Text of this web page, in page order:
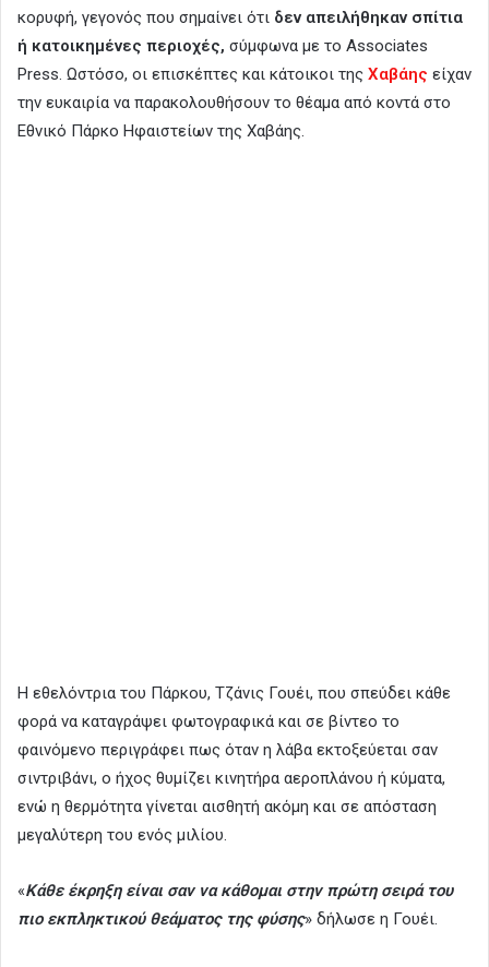
κορυφή, γεγονός που σημαίνει ότι δεν απειλήθηκαν σπίτια
ή κατοικημένες περιοχές, σύμφωνα με το Associates
Press. Ωστόσο, οι επισκέπτες και κάτοικοι της Χαβάης είχαν
την ευκαιρία να παρακολουθήσουν το θέαμα από κοντά στο
Εθνικό Πάρκο Ηφαιστείων της Χαβάης.
Η εθελόντρια του Πάρκου, Τζάνις Γουέι, που σπεύδει κάθε
φορά να καταγράψει φωτογραφικά και σε βίντεο το
φαινόμενο περιγράφει πως όταν η λάβα εκτοξεύεται σαν
σιντριβάνι, ο ήχος θυμίζει κινητήρα αεροπλάνου ή κύματα,
ενώ η θερμότητα γίνεται αισθητή ακόμη και σε απόσταση
μεγαλύτερη του ενός μιλίου.
«Κάθε έκρηξη είναι σαν να κάθομαι στην πρώτη σειρά του
πιο εκπληκτικού θεάματος της φύσης» δήλωσε η Γουέι.